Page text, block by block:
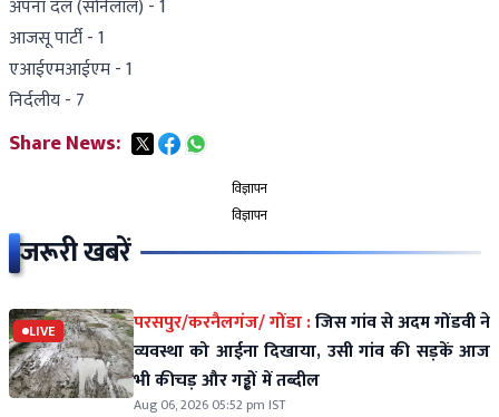
अपना दल (सोनेलाल) - 1
आजसू पार्टी - 1
एआईएमआईएम - 1
निर्दलीय - 7
Share News:
विज्ञापन
विज्ञापन
जरूरी खबरें
LIVE परसपुर/करनैलगंज/ गोंडा :जिस गांव से अदम गोंडवी ने
व्यवस्था को आईना दिखाया, उसी गांव की सड़कें आज
भी कीचड़ और गड्ढों में तब्दील
Aug 06, 2026 05:52 pm IST